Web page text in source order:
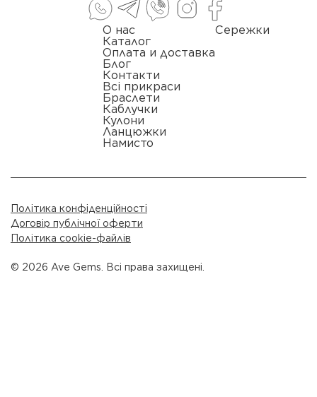
О нас
Каталог
Оплата и доставка
Блог
Контакти
Всі прикраси
Браслети
Каблучки
Кулони
Ланцюжки
Намисто
Сережки
© 2026 Ave Gems. Всі права захищені.
Політика конфіденційності
Договір публічної оферти
Політика cookie-файлів